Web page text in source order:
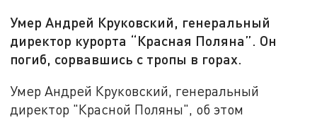
Умер Андрей Круковский, генеральный
директор курорта “Красная Поляна”. Он
погиб, сорвавшись с тропы в горах.
Умер Андрей Круковский, генеральный
директор "Красной Поляны", об этом